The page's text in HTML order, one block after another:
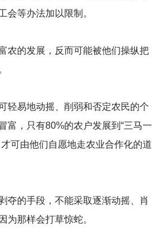
会等办法加以限制。
农的发展，反而可能被他们操纵把
轻易地动摇、削弱和否定农民的个
富，只有80%的农户发展到“三马一
可由他们自愿地走农业合作化的道
夺的手段，不能采取逐渐动摇、肖
为那样会打草惊蛇。